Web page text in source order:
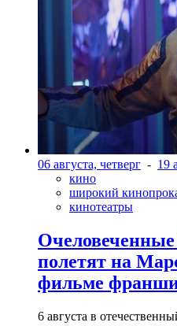
06 августа, четверг - 19
кино
широкий
кинотеатры
полетят на
фильме
6 августа в